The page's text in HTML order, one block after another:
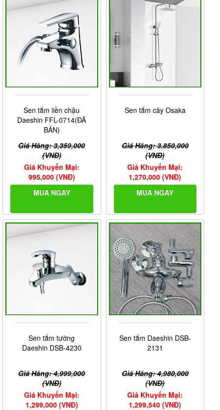
Sen tắm liền chậu
Daeshin FFL-0714(ĐÃ
BÁN)
Giá Hãng: 3,359,000
(VNĐ)
Giá Khuyến Mại:
995,000 (VNĐ)
MUA NGAY
Sen tắm cây Osaka
Giá Hãng: 3,850,000
(VNĐ)
Giá Khuyến Mại:
1,270,000 (VNĐ)
MUA NGAY
Sen tắm tường
Daeshin DSB-4230
Giá Hãng: 4,999,000
(VNĐ)
Giá Khuyến Mại:
1,299,000 (VNĐ)
Sen tắm Daeshin DSB-
2131
Giá Hãng: 4,980,000
(VNĐ)
Giá Khuyến Mại:
1,299,540 (VNĐ)